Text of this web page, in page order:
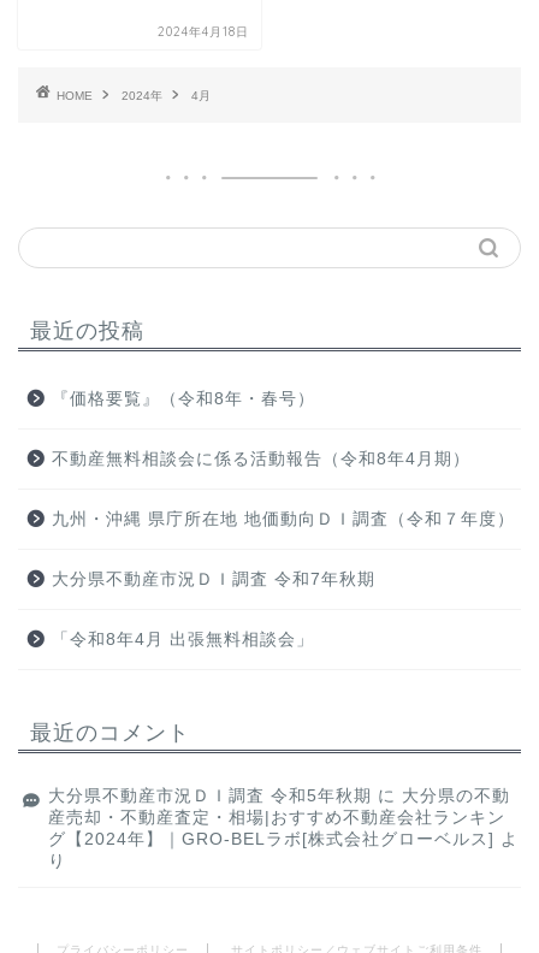
2024年4月18日
HOME 2024年 4月
最近の投稿
『価格要覧』（令和8年・春号）
不動産無料相談会に係る活動報告（令和8年4月期）
九州・沖縄 県庁所在地 地価動向ＤＩ調査（令和７年度）
大分県不動産市況ＤＩ調査 令和7年秋期
「令和8年4月 出張無料相談会」
最近のコメント
大分県不動産市況ＤＩ調査 令和5年秋期 に 大分県の不動
産売却・不動産査定・相場|おすすめ不動産会社ランキン
グ【2024年】｜GRO-BELラボ[株式会社グローベルス] よ
り
プライバシーポリシー サイトポリシー／ウェブサイトご利用条件